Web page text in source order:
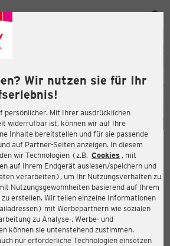
Wir nutzen sie für Ihr
persönlicher. Mit Ihrer ausdrücklichen
widerrufbar ist, können wir auf Ihre
Inhalte bereitstellen und für sie passende
auf Partner-Seiten anzeigen. In diesem
wir Technologien (z.B. Cookies , mit
auf Ihrem Endgerät auslesen/speichern und
verarbeiten), um Ihr Nutzungsverhalten zu
Nutzungsgewohnheiten basierend auf Ihrem
erstellen. Wir teilen einzelne Informationen
mit Werbepartnern wie sozialen
zu Analyse-, Werbe- und
können sie untenstehend zustimmen.
nur erforderliche Technologien einsetzen
FAMILY FILIALE
260 b
Leopoldshöhe
3,8
Bewertung:
SORTIMENT AKTIONEN